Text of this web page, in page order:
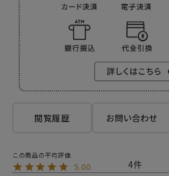
閲覧履歴 お問い合わせ
5.00
4